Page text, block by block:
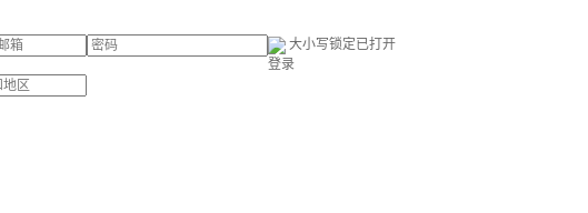
大小写锁定已打开
登录